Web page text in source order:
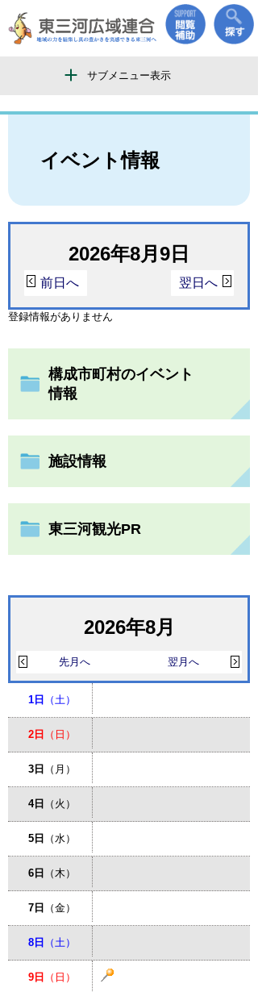
サブメニュー表示
イベント情報
2026年8月9日
翌日へ
前日へ
登録情報がありません
構成市町村のイベント
情報
施設情報
東三河観光PR
2026年8月
翌月へ
先月へ
1日 （土）
2日 （日）
3日 （月）
4日 （火）
5日 （水）
6日 （木）
7日 （金）
8日 （土）
9日 （日）